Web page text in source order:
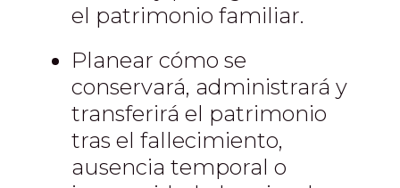
el patrimonio familiar.
Planear cómo se
conservará, administrará y
transferirá el patrimonio
tras el fallecimiento,
ausencia temporal o